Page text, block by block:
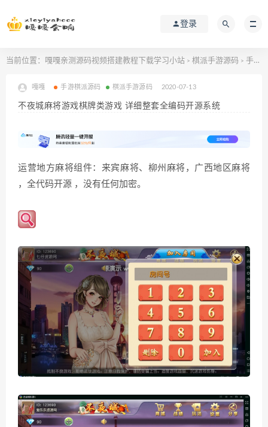
登录
当前位置： 嘎嘎亲测源码视频搭建教程下载学习小站 > 棋派手游源码 > 手游棋派源码
嘎嘎 手游棋派源码 棋派手游源码 2020-07-13
不夜城麻将游戏棋牌类游戏 详细整套全编码开源系统
运营地方麻将组件：来宾麻将、柳州麻将，广西地区麻将
，全代码开源 ，没有任何加密。